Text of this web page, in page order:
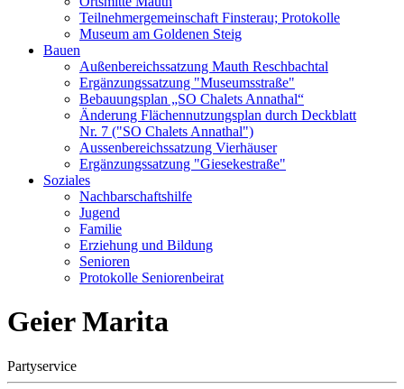
Teilnehmergemeinschaft Finsterau; Protokolle
Museum am Goldenen Steig
Bauen
Außenbereichssatzung Mauth Reschbachtal
Ergänzungssatzung "Museumsstraße"
Bebauungsplan „SO Chalets Annathal“
Änderung Flächennutzungsplan durch Deckblatt
Nr. 7 ("SO Chalets Annathal")
Aussenbereichssatzung Vierhäuser
Ergänzungssatzung "Giesekestraße"
Soziales
Nachbarschaftshilfe
Jugend
Familie
Erziehung und Bildung
Senioren
Protokolle Seniorenbeirat
Geier Marita
Partyservice